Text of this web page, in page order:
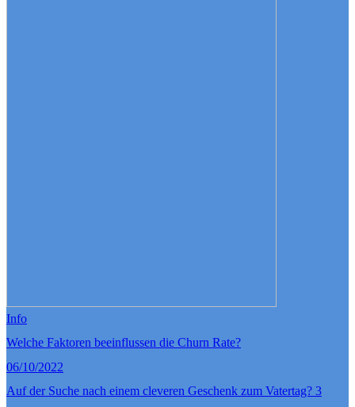
Info
Welche Faktoren beeinflussen die Churn Rate?
06/10/2022
Auf der Suche nach einem cleveren Geschenk zum Vatertag? 3